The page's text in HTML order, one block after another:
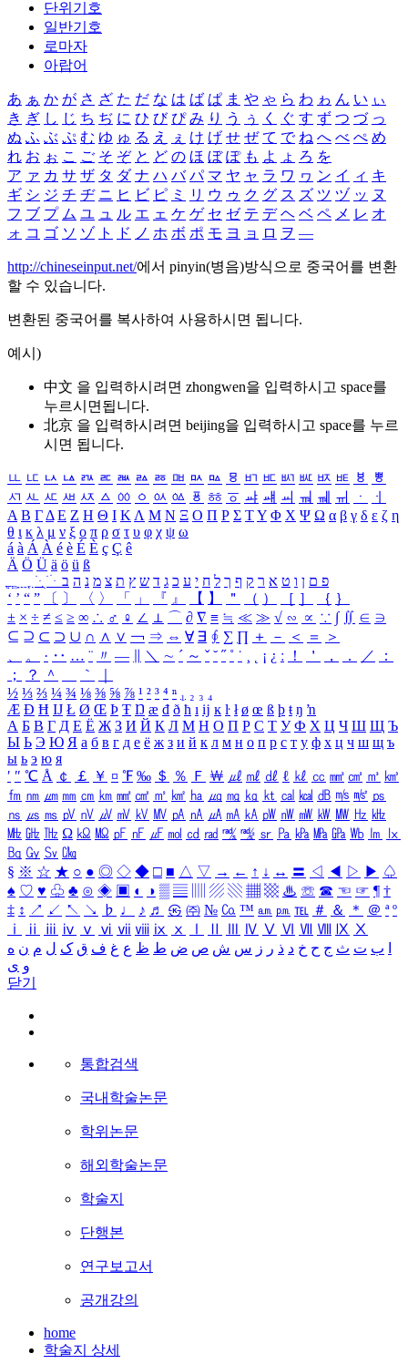
단위기호
일반기호
로마자
아랍어
あ ぁ か が さ ざ た だ な は ば ぱ ま や ゃ ら わ ゎ ん い ぃ
き ぎ し じ ち ぢ に ひ び ぴ み り う ぅ く ぐ す ず つ づ っ
ぬ ふ ぶ ぷ む ゆ ゅ る え ぇ け げ せ ぜ て で ね へ べ ぺ め
れ お ぉ こ ご そ ぞ と ど の ほ ぼ ぽ も よ ょ ろ を
ア ァ カ サ ザ タ ダ ナ ハ バ パ マ ヤ ャ ラ ワ ヮ ン イ ィ キ
ギ シ ジ チ ヂ ニ ヒ ビ ピ ミ リ ウ ゥ ク グ ス ズ ツ ヅ ッ ヌ
フ ブ プ ム ユ ュ ル エ ェ ケ ゲ セ ゼ テ デ ヘ ベ ペ メ レ オ
ォ コ ゴ ソ ゾ ト ド ノ ホ ボ ポ モ ヨ ョ ロ ヲ ―
http://chineseinput.net/에서 pinyin(병음)방식으로 중국어를 변환
할 수 있습니다.
변환된 중국어를 복사하여 사용하시면 됩니다.
예시)
中文 을 입력하시려면 zhongwen을 입력하시고 space를
누르시면됩니다.
北京 을 입력하시려면 beijing을 입력하시고 space를 누르
시면 됩니다.
ㅥ ㅦ ㅧ ㅨ ㅩ ㅪ ㅫ ㅬ ㅭ ㅮ ㅯ ㅰ ㅱ ㅲ ㅳ ㅴ ㅵ ㅶ ㅷ ㅸ
ㅹ
ㅺ ㅻ ㅼ ㅽ ㅾ ㅿ ㆀ ㆁ ㆂ ㆃ ㆄ ㆅ ㆆ ㆇ ㆈ ㆉ ㆊ ㆋ ㆌ ㆍ
ㆎ
Α Β ΓΔ Ε Ζ Η Θ Ι ΚΛ Μ Ν Ξ Ο Π Ρ Σ ΤΥ Φ Χ Ψ Ω α β γ δ ε ζ η
θ ι κ λ μ ν ξ ο π ρ σ τ υ φ χ ψ ω
á à Á À é è É È ç Ç ê
Ä Ö Ü ä ö ü ß
ִֶֹ ֻּ ׁׂ פ ם ן ו ט א ר ק ף ך ל ח י ע כ ג ד ש ץ ת צ מ נ ה ב
‘ ’ “ ” 〔 〕 〈 〉 「 」 『 』 【 】 ＂ （ ） ［ ］ ｛ ｝
± × ÷ ≠ ≤ ≥ ∞ ∴ ♂ ♀ ∠ ⊥ ⌒ ∂ ∇ ≡ ≒ ≪ ≫ √ ∽ ∝ ∵ ∫ ∬ ∈ ∋
⊆ ⊇ ⊂ ⊃ ∪ ∩ ∧ ∨ ￢ ⇒ ⇔ ∀ ∃ ∮ ∑ ∏ ＋ － ＜ ＝
＞
、
。 · ‥ … ¨ 〃 ― ＼ ∼ ´ ～ ˇ ˘ ˝ ˚ ˙ ¸ ¡ ¿ ː ！ ＇ ， ． ／
：
；
？ ＾ ｀
½ ⅓ ⅔ ¼ ¾ ⅛ ⅜ ⅝ ⅞ ¹ ² ³ ⁴ ⁿ ₁ ₂ ₃ ₄
Æ Ð Ħ Ĳ Ł Ø Œ Þ Ŧ Ŋ æ đ ð ħ ı ĳ ĸ ŀ ł ø œ ß þ ŧ ŋ ŉ
А Б В Г Д Е Ё Ж З И Й К Л М Н О П Р С Т У Ф Х Ц Ч Ш Щ Ъ
Ы Ь Э Ю Я а б в г д е ё ж з и й к л м н о п р с т у ф х ц ч ш щ ъ
ы ь э ю я
′ ″ ℃ Å ￠ ￡ ￥ ¤ ℉ ‰ ＄ ％ Ｆ ￦ ㎕ ㎖ ㎗ ℓ ㎘ ㏄ ㎣ ㎤ ㎥ ㎦
㎙ ㎚ ㎛ ㎜ ㎝ ㎞ ㎟ ㎠ ㎡ ㎢ ㏊ ㎍ ㎎ ㎏ ㏏ ㎈ ㎉ ㏈ ㎧ ㎨ ㎰
㎱ ㎲ ㎳ ㎴ ㎵ ㎶ ㎷ ㎸ ㎹ ㎀ ㎁ ㎂ ㎃ ㎄ ㎺ ㎻ ㎽ ㎾ ㎿ ㎐ ㎑
㎒ ㎓ ㎔ Ω ㏀ ㏁ ㎊ ㎋ ㎌ ㏖ ㏅ ㎭ ㎮ ㎯ ㏛ ㎩ ㎪ ㎫ ㎬ ㏝ ㏐
㏓
㏃ ㏉ ㏜ ㏆
§ ※ ☆ ★ ○ ● ◎ ◇ ◆ □ ■ △ ▽ → ← ↑ ↓ ↔ 〓 ◁ ◀ ▷ ▶ ♤
♠ ♡ ♥ ♧ ♣ ⊙ ◈ ▣ ◐ ◑ ▒ ▤ ▨ ▧ ▦ ▩ ♨ ☏ ☎ ☜ ☞ ¶ †
‡ ↕ ↗ ↙ ↖ ↘ ♭ ♩ ♪ ♬ ㉿ ㈜ № ㏇ ™ ㏂ ㏘ ℡ ＃ ＆ ＊ ＠ ª º
ⅰ
ⅱ ⅲ ⅳ ⅴ ⅵ ⅶ ⅷ ⅸ ⅹ Ⅳ Ⅴ Ⅵ Ⅶ Ⅷ Ⅸ Ⅹ
ب ت ث ج ح خ د ذ ر ز س ش ص ض ط ظ ع غ ف ق ک ل م ن ه
و ی
닫기
통합검색
국내학술논문
학위논문
해외학술논문
학술지
단행본
연구보고서
공개강의
home
학술지 상세